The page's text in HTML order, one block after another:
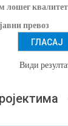
лошег
превоз
Види